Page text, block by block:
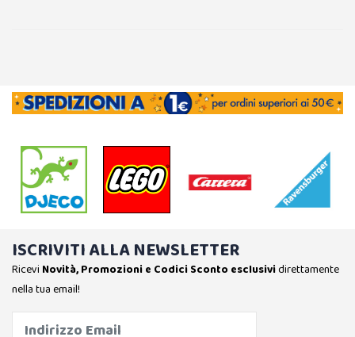
ISCRIVITI ALLA NEWSLETTER
Ricevi Novità, Promozioni e Codici Sconto esclusividirettamente
nella tua email!